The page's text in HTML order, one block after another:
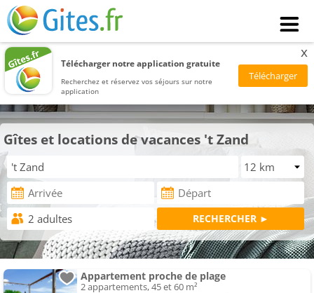
Télécharger notre application gratuite
Recherchez et réservez vos séjours sur notre
application
x
Gîtes et locations de vacances 't Zand
Appartement proche de plage
2 appartements, 45 et 60 m²